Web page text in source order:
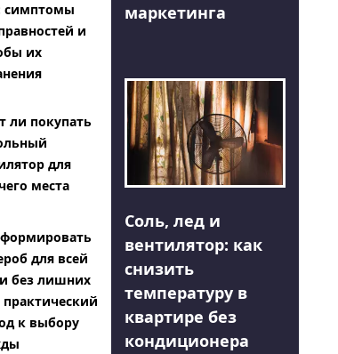
симптомы
и
их
ли покупать
для
места
для всей
без лишних
практический
к выбору
маркетинга
Соль, лед и
вентилятор: как
снизить
температуру в
квартире без
кондиционера